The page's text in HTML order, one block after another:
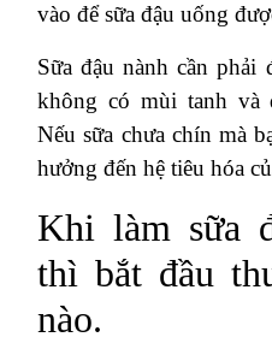
vào để sữa đậu uống
Sữa đậu nành cần phải
không có mùi tanh và
Nếu sữa chưa chín mà
hưởng đến hệ tiêu hóa
Khi làm sữa
thì bắt đầu
nào.